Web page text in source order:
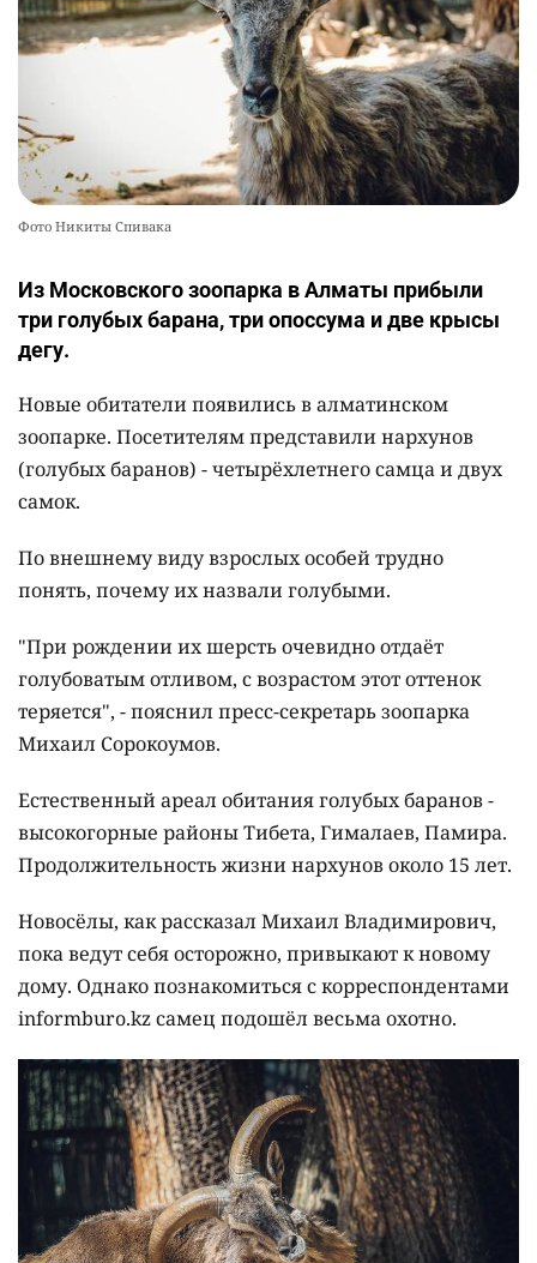
Фото Никиты Спивака
Из Московского зоопарка в Алматы прибыли
три голубых барана, три опоссума и две крысы
дегу.
Новые обитатели появились в алматинском
зоопарке. Посетителям представили нархунов
(голубых баранов) - четырёхлетнего самца и двух
самок.
По внешнему виду взрослых особей трудно
понять, почему их назвали голубыми.
"При рождении их шерсть очевидно отдаёт
голубоватым отливом, с возрастом этот оттенок
теряется", - пояснил пресс-секретарь зоопарка
Михаил Сорокоумов.
Естественный ареал обитания голубых баранов -
высокогорные районы Тибета, Гималаев, Памира.
Продолжительность жизни нархунов около 15 лет.
Новосёлы, как рассказал Михаил Владимирович,
пока ведут себя осторожно, привыкают к новому
дому. Однако познакомиться с корреспондентами
informburo.kz самец подошёл весьма охотно.